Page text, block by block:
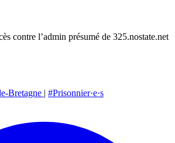
contre l’admin présumé de 325.nostate.net
Bretagne | #Prisonnier·e·s